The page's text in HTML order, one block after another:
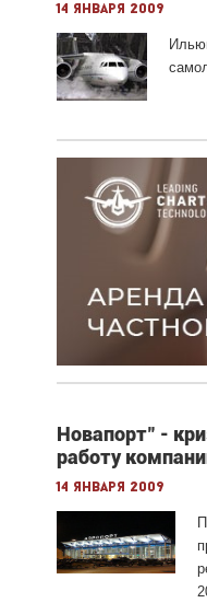
14 января 2009
Новапорт" -
работу
14 января 2009